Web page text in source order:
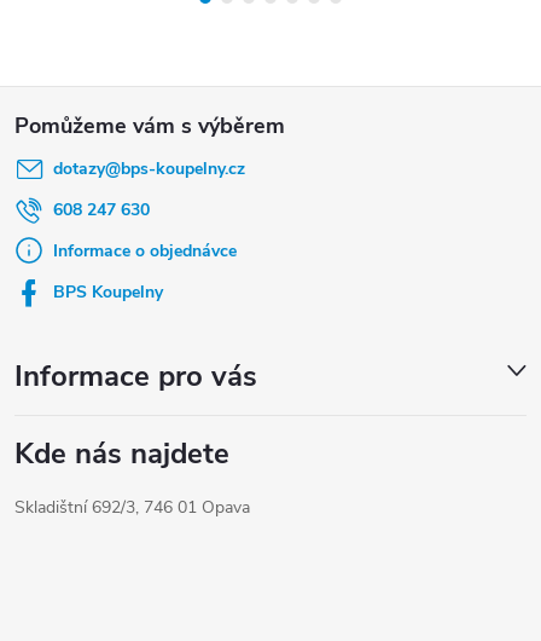
dotazy@bps-koupelny.cz
608 247 630
Informace o objednávce
BPS Koupelny
Informace pro vás
Kde nás najdete
Skladištní 692/3, 746 01 Opava